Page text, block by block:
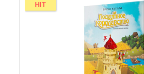
HIT